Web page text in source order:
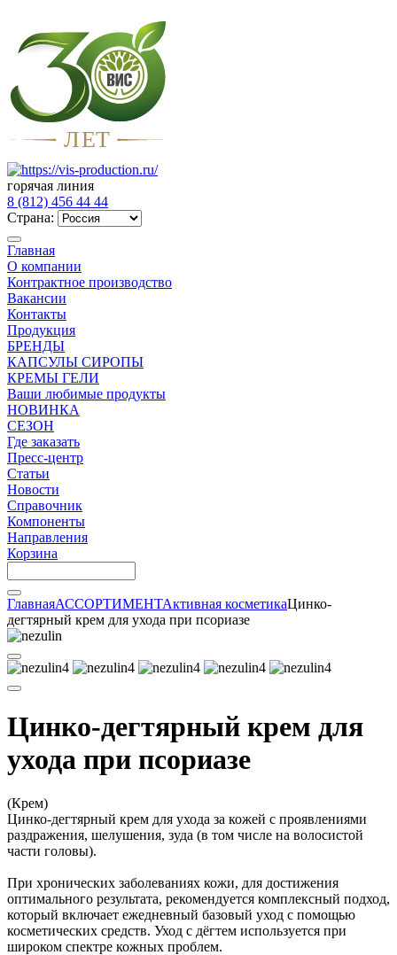
ЛЕТ
горячая линия
8 (812) 456 44 44
Страна:
Главная
О компании
Контрактное производство
Вакансии
Контакты
Продукция
БРЕНДЫ
КАПСУЛЫ СИРОПЫ
КРЕМЫ ГЕЛИ
Ваши любимые продукты
НОВИНКА
СЕЗОН
Где заказать
Пресс-центр
Статьи
Новости
Справочник
Компоненты
Направления
Корзина
ГлавнаяАССОРТИМЕНТАктивная косметикаЦинко-
дегтярный крем для ухода при псориазе
Цинко-дегтярный крем для
ухода при псориазе
(Крем)
Цинко-дегтярный крем для ухода за кожей с проявлениями
раздражения, шелушения, зуда (в том числе на волосистой
части головы).
При хронических заболеваниях кожи, для достижения
оптимального результата, рекомендуется комплексный подход,
который включает ежедневный базовый уход с помощью
косметических средств. Уход с дёгтем используется при
широком спектре кожных проблем.